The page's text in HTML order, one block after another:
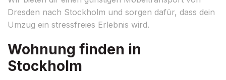
Dresden nach Stockholm und sorgen dafür, dass dein
Umzug ein stressfreies Erlebnis wird.
Wohnung finden in
Stockholm